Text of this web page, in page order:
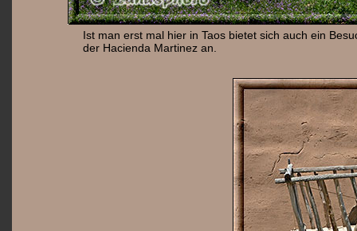
Ist man erst mal hier in Taos bietet sich auch ein
der Hacienda Martinez an.